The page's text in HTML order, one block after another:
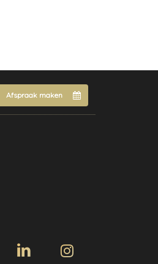
Afspraak maken